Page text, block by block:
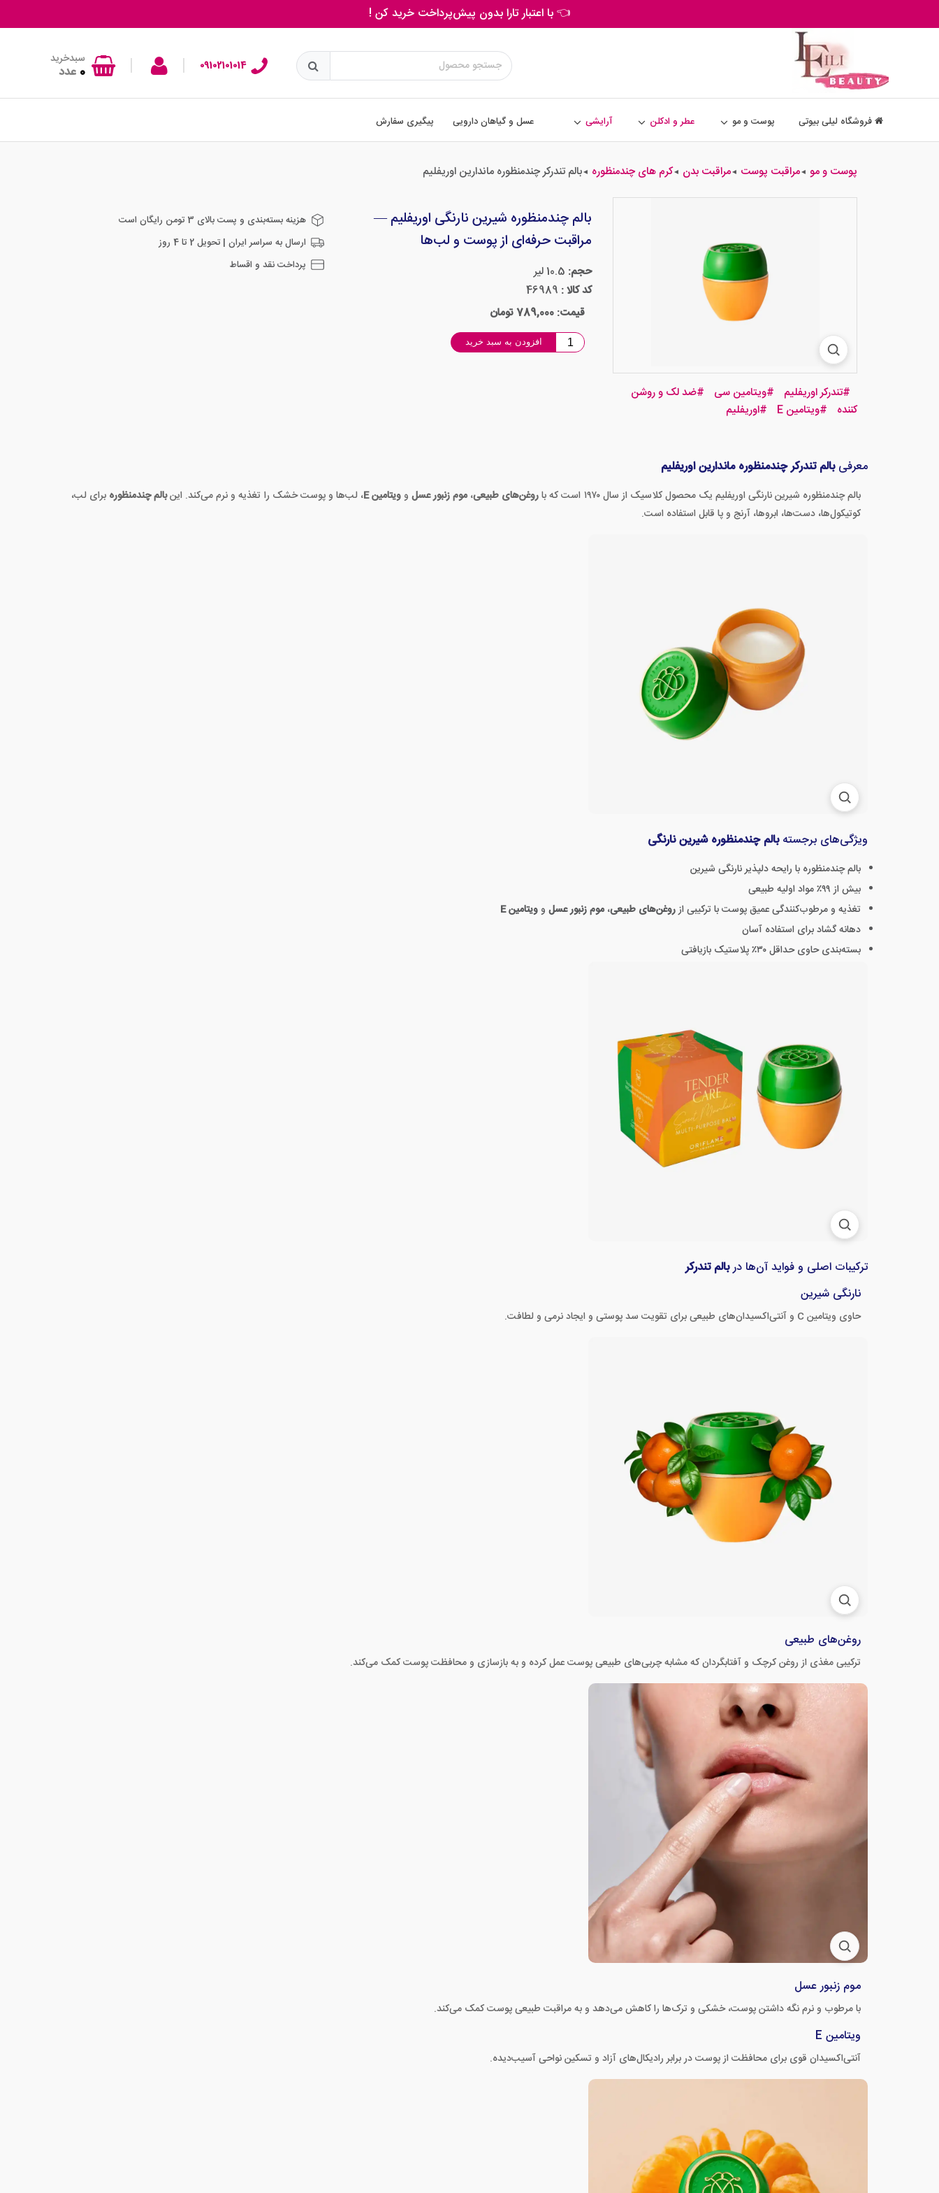
👈 با اعتبار تارا بدون پیش‌پرداخت خرید کن !
09102101014
|
| سبدخرید
0 عدد
فروشگاه لیلی بیوتی پوست و مو عطر و ادکلن آرایشی عسل و گیاهان دارویی پیگیری سفارش
پوست و مو ◄مراقبت پوست ◄مراقبت بدن ◄کرم های چندمنظوره ◄بالم تندرکر چندمنظوره ماندارین اوریفلیم
#تندرکر اوریفلیم #ویتامین سی #ضد لک و روشن
کننده
#ویتامین E #اوریفلیم
بالم چندمنظوره شیرین نارنگی اوریفلیم —
مراقبت حرفه‌ای از پوست و لب‌ها
حجم: 10.5 لیر
کد کالا : 46989
قیمت: 789,000 تومان
افزودن به سبد خرید
هزینه بسته‌بندی و پست بالای 3 تومن رایگان است
ارسال به سراسر ایران | تحویل 2 تا 4 روز
پرداخت نقد و اقساط
معرفیبالم تندرکر چندمنظوره ماندارین اوریفلیم
بالم چندمنظوره شیرین نارنگی اوریفلیم یک محصول کلاسیک از سال ۱۹۷۰ است که با روغن‌های طبیعی، موم زنبور عسلوویتامین E ، لب‌ها و پوست خشک را تغذیه و نرم می‌کند. اینبالم چندمنظوره برای لب،
کوتیکول‌ها، دست‌ها، ابروها، آرنج و پا قابل استفاده است.
ویژگی‌های برجستهبالم چندمنظوره شیرین نارنگی
بالم چندمنظوره با رایحه دلپذیر نارنگی شیرین
بیش از ۹۹٪ مواد اولیه طبیعی
تغذیه و مرطوب‌کنندگی عمیق پوست با ترکیبی ازروغن‌های طبیعی،موم زنبور عسل و ویتامین E
دهانه گشاد برای استفاده آسان
بسته‌بندی حاوی حداقل ۳۰٪ پلاستیک بازیافتی
ترکیبات اصلی و فواید آن‌ها دربالم تندرکر
نارنگی شیرین
حاوی ویتامین C و آنتی‌اکسیدان‌های طبیعی برای تقویت سد پوستی و ایجاد نرمی و لطافت.
روغن‌های طبیعی
ترکیبی مغذی از روغن کرچک و آفتابگردان که مشابه چربی‌های طبیعی پوست عمل کرده و به بازسازی و محافظت پوست کمک می‌کند.
موم زنبور عسل
با مرطوب و نرم نگه داشتن پوست، خشکی و ترک‌ها را کاهش می‌دهد و به مراقبت طبیعی پوست کمک می‌کند.
ویتامین E
آنتی‌اکسیدان قوی برای محافظت از پوست در برابر رادیکال‌های آزاد و تسکین نواحی آسیب‌دیده.